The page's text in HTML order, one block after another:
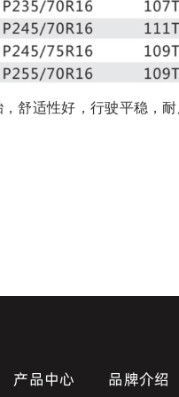
舒适性好，行驶平稳，耐
产品中心 品牌介绍